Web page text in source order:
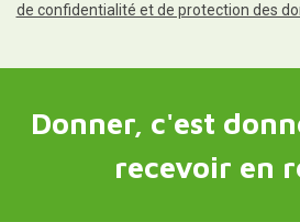
de confidentialité et de protection des
Donner, c'est
recevoir en